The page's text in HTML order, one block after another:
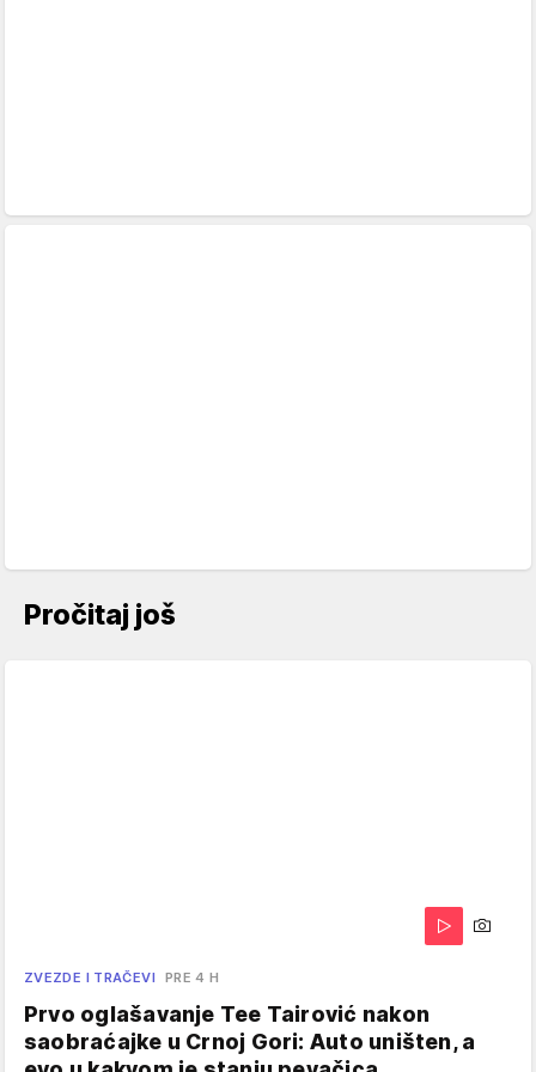
Pročitaj još
ZVEZDE I TRAČEVI PRE 4 H
Prvo oglašavanje Tee Tairović nakon
saobraćajke u Crnoj Gori: Auto uništen, a